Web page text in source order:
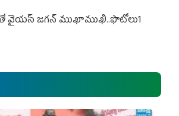
వైయ‌స్ జ‌గ‌న్ ముఖాముఖి..ఫొటోలు1